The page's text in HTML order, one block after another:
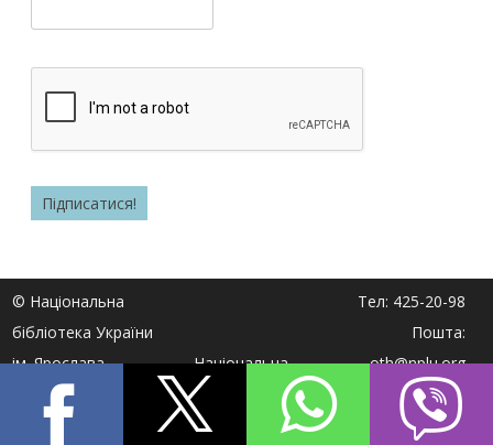
© Національна
бібліотека України
ім. Ярослава
Мудрого 2017
Національна
бібліотека України
ім. Ярослава
Тел: 425-20-98
Пошта:
oth@nplu.org
Адреса: вул.
Михайла